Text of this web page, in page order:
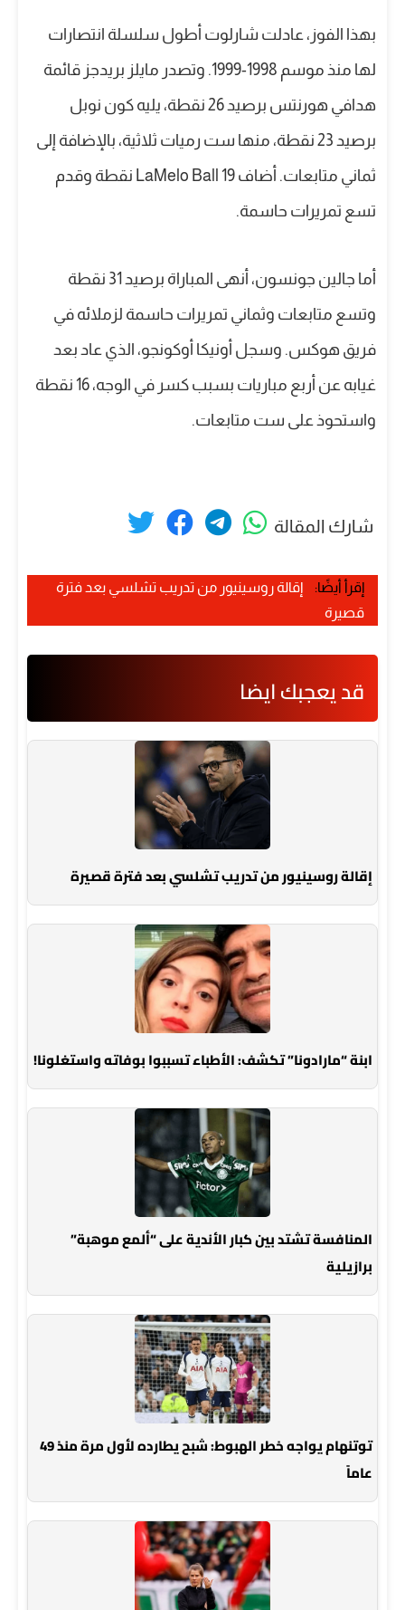
بهذا الفوز، عادلت شارلوت أطول سلسلة انتصارات
لها منذ موسم 1998-1999. وتصدر مايلز بريدجز قائمة
هدافي هورنتس برصيد 26 نقطة، يليه كون نوبل
برصيد 23 نقطة، منها ست رميات ثلاثية، بالإضافة إلى
ثماني متابعات. أضاف LaMelo Ball 19 نقطة وقدم
تسع تمريرات حاسمة.
أما جالين جونسون، أنهى المباراة برصيد 31 نقطة
وتسع متابعات وثماني تمريرات حاسمة لزملائه في
فريق هوكس. وسجل أونيكا أوكونجو، الذي عاد بعد
غيابه عن أربع مباريات بسبب كسر في الوجه، 16 نقطة
واستحوذ على ست متابعات.
شارك المقالة
إقرأ أيضًا:
إقالة روسينيور من تدريب تشلسي بعد فترة
قصيرة
قد يعجبك ايضا
إقالة روسينيور من تدريب تشلسي بعد فترة قصيرة
ابنة “مارادونا” تكشف: الأطباء تسببوا بوفاته واستغلونا!
المنافسة تشتد بين كبار الأندية على “ألمع موهبة”
برازيلية
توتنهام يواجه خطر الهبوط: شبح يطارده لأول مرة منذ 49
عاماً